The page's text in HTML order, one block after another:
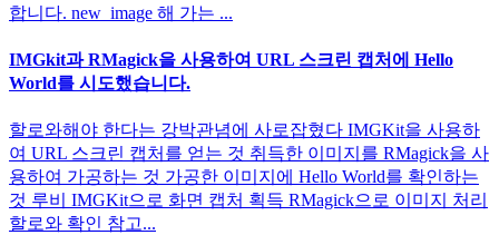
합니다. new_image 해 가는 ...
IMGkit과 RMagick을 사용하여 URL 스크린 캡처에 Hello
World를 시도했습니다.
할로와해야 한다는 강박관념에 사로잡혔다 IMGKit을 사용하
여 URL 스크린 캡처를 얻는 것 취득한 이미지를 RMagick을 사
용하여 가공하는 것 가공한 이미지에 Hello World를 확인하는
것 루비 IMGKit으로 화면 캡처 획득 RMagick으로 이미지 처리
할로와 확인 참고...